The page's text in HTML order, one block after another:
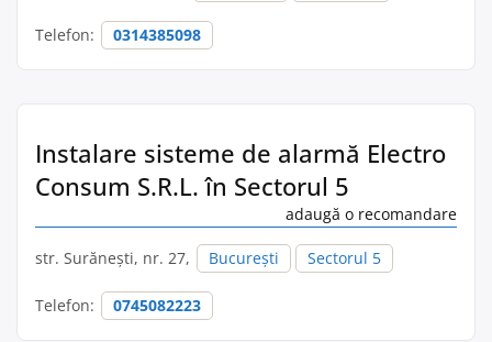
Telefon: 0314385098
Instalare sisteme de alarmă Electro
Consum S.R.L. în Sectorul 5
adaugă o recomandare
str. Surăneşti, nr. 27, București Sectorul 5
Telefon: 0745082223